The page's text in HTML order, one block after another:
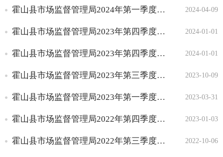
2024-04-09
霍山县市场监督管理局2024年第一季度小餐饮许可信息
2024-01-01
霍山县市场监督管理局2023年第四季度食品小摊贩许可信息
2024-01-01
霍山县市场监督管理局2023年第四季度小餐饮许可信息
2023-10-09
霍山县市场监督管理局2023年第三季度小餐饮许可信息
2023-03-31
霍山县市场监督管理局2023年第一季度小餐饮许可信息
2023-01-03
霍山县市场监督管理局2022年第四季度小餐饮许可信息
2022-10-06
霍山县市场监督管理局2022年第三季度小餐饮许可信息